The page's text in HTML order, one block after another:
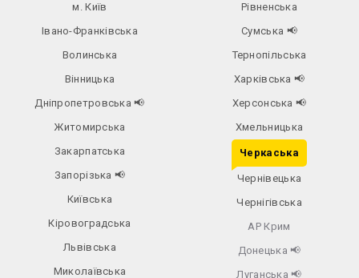
м. Київ
Івано-Франківська
Волинська
Вінницька
Дніпропетровська📢
Житомирська
Закарпатська
Запорізька 📢
Київська
Кіровоградська
Львівська
Миколаївська
Рівненська
Сумська 📢
Тернопільська
Харківська 📢
Херсонська 📢
Хмельницька
Черкаська
Чернівецька
Чернігівська
АР Крим
Донецька 📢
Луганська 📢